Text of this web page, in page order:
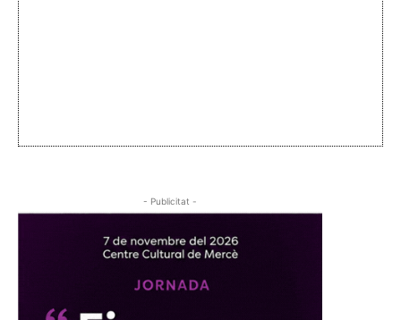
- Publicitat -